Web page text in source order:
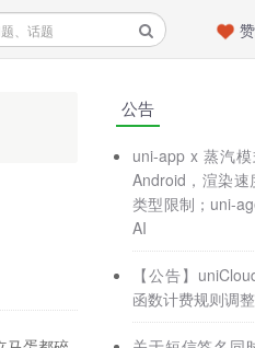
公告
uni-app x 蒸汽模
Android，渲染
类型限制；uni-
AI
【公告】
函数计费规则调